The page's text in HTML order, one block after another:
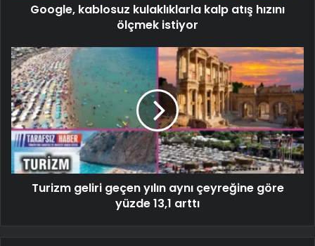
Google, kablosuz kulaklıklarla kalp atış hızını
ölçmek istiyor
Turizm geliri geçen yılın aynı çeyreğine göre
yüzde 13,1 arttı